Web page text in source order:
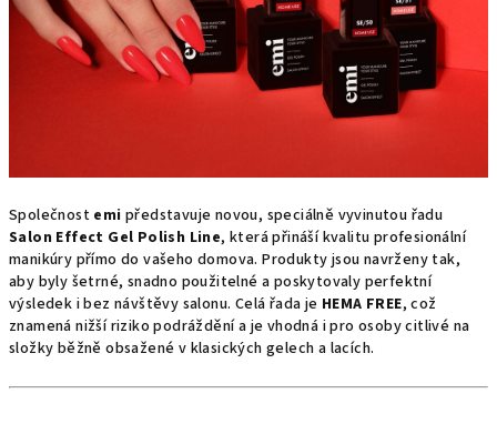
Společnost emi představuje novou, speciálně vyvinutou řadu
Salon Effect Gel Polish Line, která přináší kvalitu profesionální
manikúry přímo do vašeho domova. Produkty jsou navrženy tak,
aby byly šetrné, snadno použitelné a poskytovaly perfektní
výsledek i bez návštěvy salonu. Celá řada je HEMA FREE, což
znamená nižší riziko podráždění a je vhodná i pro osoby citlivé na
složky běžně obsažené v klasických gelech a lacích.